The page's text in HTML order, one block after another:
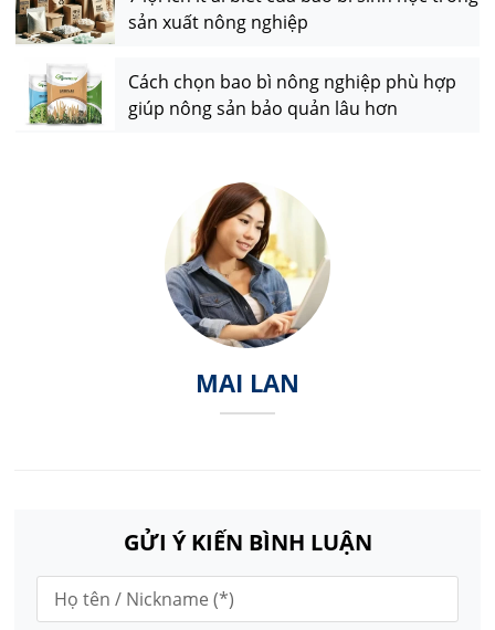
sản xuất nông nghiệp
Cách chọn bao bì nông nghiệp phù hợp
giúp nông sản bảo quản lâu hơn
MAI LAN
GỬI Ý KIẾN BÌNH LUẬN